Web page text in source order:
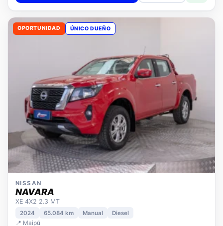
OPORTUNIDAD
NISSAN
NAVARA
XE 4X2 2.3 MT
2024